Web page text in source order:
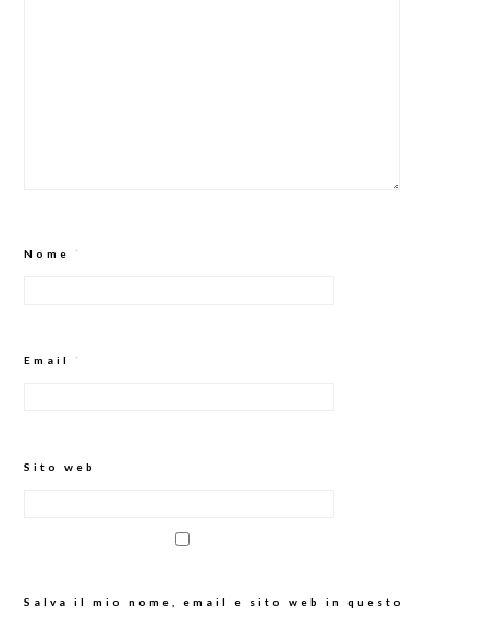
Nome *
Email *
Sito web
Salva il mio nome, email e sito web in questo